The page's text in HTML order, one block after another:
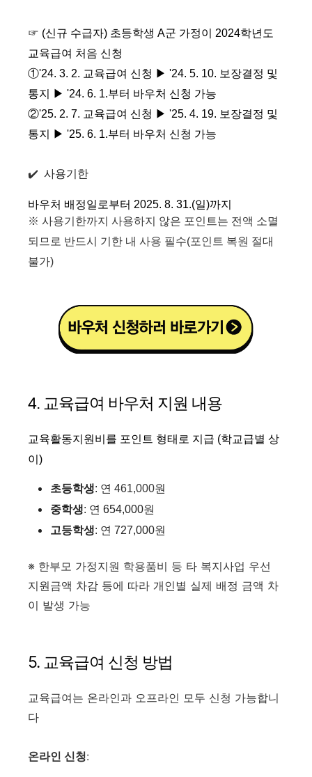
☞ (신규 수급자) 초등학생 A군 가정이 2024학년도
교육급여 처음 신청
①'24. 3. 2. 교육급여 신청 ▶ '24. 5. 10. 보장결정 및
통지 ▶ '24. 6. 1.부터 바우처 신청 가능
②'25. 2. 7. 교육급여 신청 ▶ '25. 4. 19. 보장결정 및
통지 ▶ '25. 6. 1.부터 바우처 신청 가능
✔️ 사용기한
바우처 배정일로부터 2025. 8. 31.(일)까지
※ 사용기한까지 사용하지 않은 포인트는 전액 소멸
되므로 반드시 기한 내 사용 필수(포인트 복원 절대
불가)
4. 교육급여 바우처 지원 내용
교육활동지원비를 포인트 형태로 지급 (학교급별 상
이)
초등학생: 연 461,000원​
중학생: 연 654,000원​
고등학생: 연 727,000원
※ 한부모 가정지원 학용품비 등 타 복지사업 우선
지원금액 차감 등에 따라 개인별 실제 배정 금액 차
이 발생 가능
5. 교육급여 신청 방법
교육급여는 온라인과 오프라인 모두 신청 가능합니
다
온라인 신청: